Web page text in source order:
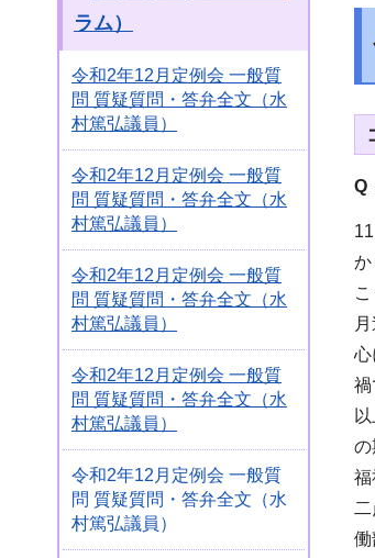
ラム）
令和2年12月定例会 一般質
問 質疑質問・答弁全文（水
村篤弘議員）
令和2年12月定例会 一般質
問 質疑質問・答弁全文（水
村篤弘議員）
令和2年12月定例会 一般質
問 質疑質問・答弁全文（水
村篤弘議員）
令和2年12月定例会 一般質
問 質疑質問・答弁全文（水
村篤弘議員）
令和2年12月定例会 一般質
問 質疑質問・答弁全文（水
村篤弘議員）
Q
か
心
禍
の
福
働